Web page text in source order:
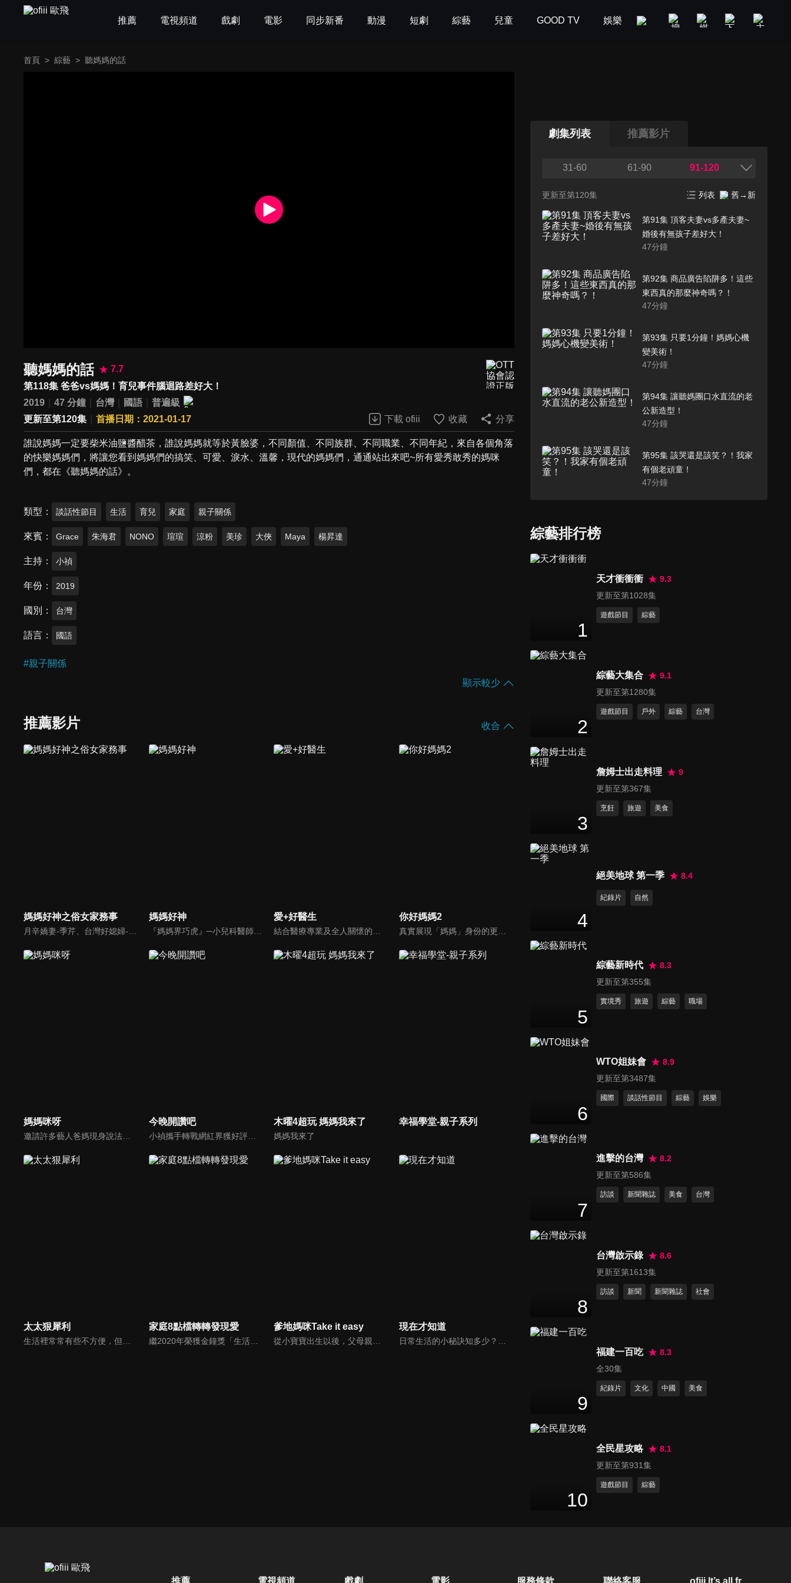
推薦 電視頻道 戲劇 電影 同步新番 動漫 短劇 綜藝 兒童 GOOD TV 娛樂 美食旅遊 新聞政論
首頁 > 綜藝 > 聽媽媽的話
聽媽媽的話
7.7
第118集 爸爸vs媽媽！育兒事件腦迴路差好大！
2019
47 分鐘 台灣 國語
普遍級
更新至第120集
首播日期：2021-01-17 下載 ofiii 收藏 分享
誰說媽媽一定要柴米油鹽醬醋茶，誰說媽媽就等於黃臉婆，不同顏值、不同族群、不同職業、不同年紀，來自各個角落
的快樂媽媽們，將讓您看到媽媽們的搞笑、可愛、淚水、溫馨，現代的媽媽們，通通站出來吧~所有愛秀敢秀的媽咪
們，都在《聽媽媽的話》。
類型 談話性節目 生活 育兒 家庭 親子關係
來賓 Grace 朱海君 NONO 瑄瑄 涼粉 美珍 大俠 Maya 楊昇達
主持 小禎
年份 2019
國別 台灣
語言 國語
#親子關係
顯示較少
推薦影片 收合
媽媽好神之俗女家務事 媽媽好神 愛+好醫生 你好媽媽2
媽媽咪呀 今晚開讚吧
小禎攜手轉戰網紅界獲好評的羅時豐主持綜藝節目《今晚開讚吧》，節目嘗試創新互動式節目，帶動討論時事及創新的議題，打破傳統的談話模式，進而更貼近網路群眾。
木曜4超玩 媽媽我來了
媽媽我來了
幸福學堂-親子系列
太太狠犀利
生活裡常常有些不方便，但其實只要有一些小創意，就會讓生活變得更有趣，就讓美食達人焦志方與生活玩家巴鈺帶領專家們，告訴大家最即時、最便利、最實用的解決之道！
家庭8點檔轉轉發現愛
繼2020年榮獲金鐘獎「生活風格節目主持人獎」，2021年再度入圍，從真理出發的家庭談話性節目，針對現代婚姻家庭議題讓您輕鬆掌握關注方向。
爹地媽咪Take it easy
從小寶寶出生以後，父母親就該使承受各種各樣的壓力。小寶寶的健康，教育費的負擔，乃至於社會跟親友的期許，都讓父母整日擔憂。本集節目還邀請台北醫院大學附設醫院的臨床心理師黃意霖，提供紓解壓力的方法。
現在才知道
日常生活的小秘訣知多少？由理財專家賴憲政、美麗人妻季芹，用貼近民心的實際案例、最新時事的話題來分析研討，讓你了解生活中的理財消費、民生、旅遊等問題。
劇集列表 推薦影片
31-60 61-90 91-120
更新至第120集 列表 舊→新
第91集 頂客夫妻vs多產夫妻~
婚後有無孩子差好大！
47分鐘
第92集 商品廣告陷阱多！這些
東西真的那麼神奇嗎？！
47分鐘
第93集 只要1分鐘！媽媽心機
變美術！
47分鐘
第94集 讓聽媽團口水直流的老
公新造型！
47分鐘
第95集 該哭還是該笑？！我家
有個老頑童！
47分鐘
第97集 媽媽的人生經驗談！遇
47分鐘
第99集 居家按摩不求人！不用
47 分鐘
47分鐘
第101集 韓家軍報到！韓家兒
老公居家育兒全都錄！
47
第104集 測謊機在前！老公謊
言無所遁形！
子你都看的懂嗎？！
第106集 駕照是不是雞腿換
第107集 丈母娘看女婿！越看
越有趣？！還是越有氣？！
47
第109集 大姐說了算！突擊靜
香道遠的家！
的減醣元氣便當！
第112集 天冷別再當酷酷嫂~揪
出你的咳嗽根源吧！
47分鐘
綜藝排行榜
1
天才衝衝衝
9.3
更新至第1028集
遊戲節目 綜藝
2
綜藝大集合
9.1
更新至第1280集
遊戲節目 戶外 綜藝 台灣
3
詹姆士出走料理
9
更新至第367集
烹飪 旅遊 美食
4
絕美地球 第一季 8.4
紀錄片 自然
5
綜藝新時代
8.3
更新至第355集
實境秀 旅遊 綜藝 職場
6
WTO姐妹會
8.9
更新至第3487集
國際 談話性節目 綜藝 娛樂
7
進擊的台灣
8.2
更新至第586集
訪談 新聞雜誌 美食 台灣
8
台灣啟示錄
8.6
更新至第1613集
訪談 新聞 新聞雜誌 社會
9
福建一百吃
8.3
全30集
紀錄片 文化 中國 美食
10
全民星攻略
8.1
更新至第931集
遊戲節目 綜藝
推薦 電視頻道 戲劇 電影 服務條款 聯絡客服